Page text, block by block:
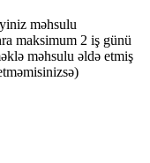
məhsulu
maksimum 2 iş günü
məhsulu əldə etmiş